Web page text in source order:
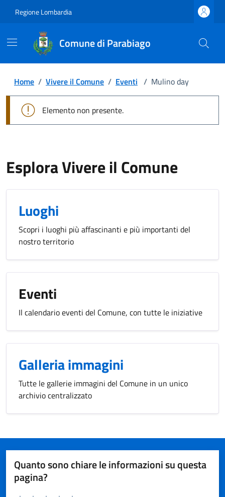
Regione Lombardia
Comune di Parabiago
Home / Vivere il Comune / Eventi / Mulino day
Elemento non presente.
Esplora Vivere il Comune
Luoghi
Scopri i luoghi più affascinanti e più importanti del
nostro territorio
Eventi
Il calendario eventi del Comune, con tutte le iniziative
Galleria immagini
Tutte le gallerie immagini del Comune in un unico
archivio centralizzato
Quanto sono chiare le informazioni su questa
pagina?